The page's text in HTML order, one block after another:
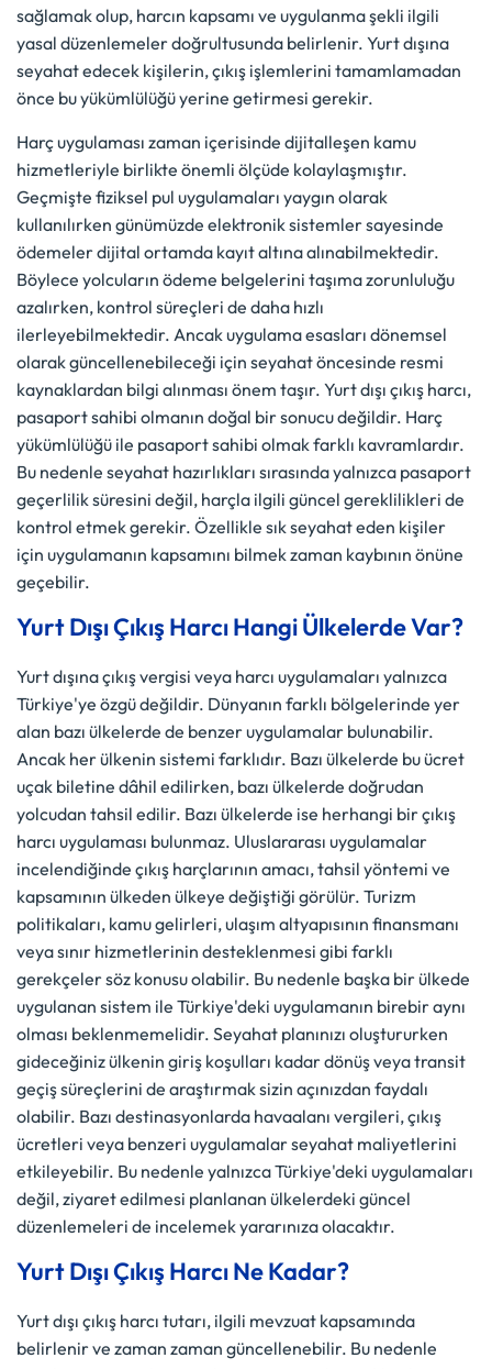
sağlamak olup, harcın kapsamı ve uygulanma şekli ilgili
yasal düzenlemeler doğrultusunda belirlenir. Yurt dışına
seyahat edecek kişilerin, çıkış işlemlerini tamamlamadan
önce bu yükümlülüğü yerine getirmesi gerekir.
Harç uygulaması zaman içerisinde dijitalleşen kamu
hizmetleriyle birlikte önemli ölçüde kolaylaşmıştır.
Geçmişte fiziksel pul uygulamaları yaygın olarak
kullanılırken günümüzde elektronik sistemler sayesinde
ödemeler dijital ortamda kayıt altına alınabilmektedir.
Böylece yolcuların ödeme belgelerini taşıma zorunluluğu
azalırken, kontrol süreçleri de daha hızlı
ilerleyebilmektedir. Ancak uygulama esasları dönemsel
olarak güncellenebileceği için seyahat öncesinde resmi
kaynaklardan bilgi alınması önem taşır. Yurt dışı çıkış harcı,
pasaport sahibi olmanın doğal bir sonucu değildir. Harç
yükümlülüğü ile pasaport sahibi olmak farklı kavramlardır.
Bu nedenle seyahat hazırlıkları sırasında yalnızca pasaport
geçerlilik süresini değil, harçla ilgili güncel gereklilikleri de
kontrol etmek gerekir. Özellikle sık seyahat eden kişiler
için uygulamanın kapsamını bilmek zaman kaybının önüne
geçebilir.
Yurt Dışı Çıkış Harcı Hangi Ülkelerde Var?
Yurt dışına çıkış vergisi veya harcı uygulamaları yalnızca
Türkiye'ye özgü değildir. Dünyanın farklı bölgelerinde yer
alan bazı ülkelerde de benzer uygulamalar bulunabilir.
Ancak her ülkenin sistemi farklıdır. Bazı ülkelerde bu ücret
uçak biletine dâhil edilirken, bazı ülkelerde doğrudan
yolcudan tahsil edilir. Bazı ülkelerde ise herhangi bir çıkış
harcı uygulaması bulunmaz. Uluslararası uygulamalar
incelendiğinde çıkış harçlarının amacı, tahsil yöntemi ve
kapsamının ülkeden ülkeye değiştiği görülür. Turizm
politikaları, kamu gelirleri, ulaşım altyapısının finansmanı
veya sınır hizmetlerinin desteklenmesi gibi farklı
gerekçeler söz konusu olabilir. Bu nedenle başka bir ülkede
uygulanan sistem ile Türkiye'deki uygulamanın birebir aynı
olması beklenmemelidir. Seyahat planınızı oluştururken
gideceğiniz ülkenin giriş koşulları kadar dönüş veya transit
geçiş süreçlerini de araştırmak sizin açınızdan faydalı
olabilir. Bazı destinasyonlarda havaalanı vergileri, çıkış
ücretleri veya benzeri uygulamalar seyahat maliyetlerini
etkileyebilir. Bu nedenle yalnızca Türkiye'deki uygulamaları
değil, ziyaret edilmesi planlanan ülkelerdeki güncel
düzenlemeleri de incelemek yararınıza olacaktır.
Yurt Dışı Çıkış Harcı Ne Kadar?
Yurt dışı çıkış harcı tutarı, ilgili mevzuat kapsamında
belirlenir ve zaman zaman güncellenebilir. Bu nedenle